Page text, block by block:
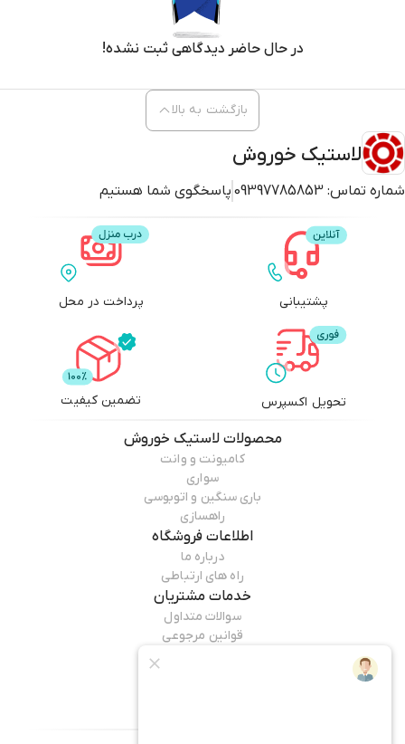
در حال حاضر دیدگاهی ثبت نشده!
لاستیک خوروش
شماره تماس: 09397785853 پاسخگوی شما هستیم
بازگشت به بالا
پشتیبانی پرداخت در محل
تحویل اکسپرس تضمین کیفیت
محصولاتلاستیک خوروش
کامیونت و وانت
سواری
باری سنگین و اتوبوسی
راهسازی
اطلاعات فروشگاه
درباره ما
راه های ارتباطی
خدمات مشتریان
سوالات متداول
قوانین مرجوعی